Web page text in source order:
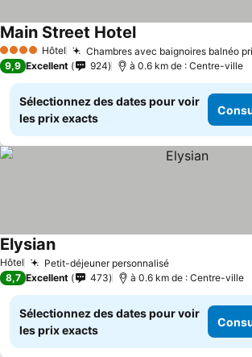
4 Étoiles Hôtel Chambres avec baignoires balnéo
Main Street Hotel
9,9 Excellent 924 à 0.6 km de : Centre-ville
Sélectionnez des dates pour voir
les prix exacts
Hôtel Petit-déjeuner personnalisé
Elysian
8,7 Excellent 473 à 0.6 km de : Centre-ville
Sélectionnez des dates pour voir
les prix exacts